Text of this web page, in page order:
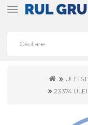
Toggle
ULEI
23374